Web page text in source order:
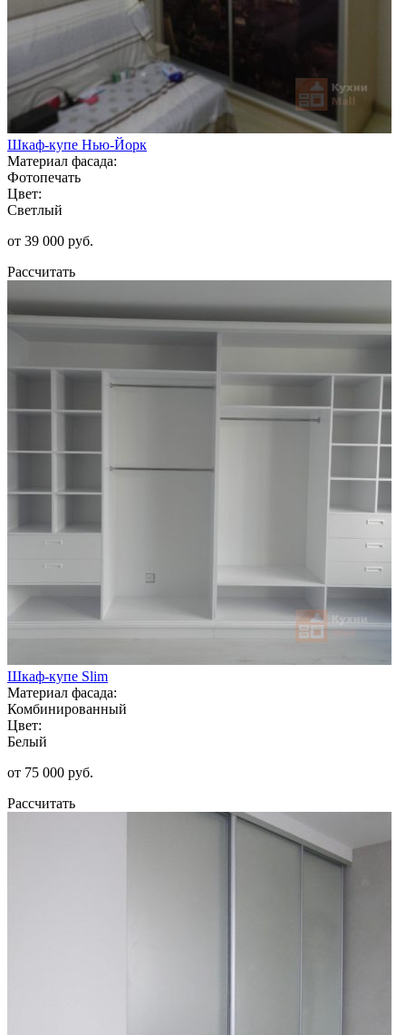
Шкаф-купе Нью-Йорк
Материал фасада:
Фотопечать
Цвет:
Светлый
от 39 000 руб.
Рассчитать
Шкаф-купе Slim
Материал фасада:
Комбинированный
Цвет:
Белый
от 75 000 руб.
Рассчитать